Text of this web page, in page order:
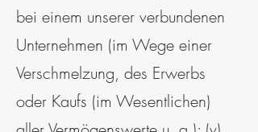
bei einem unserer verbundenen
Unternehmen (im Wege einer
Verschmelzung, des Erwerbs
oder Kaufs (im Wesentlichen)